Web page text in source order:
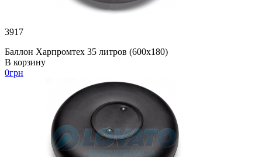
3917
Баллон Харпромтех 35 литров (600х180)
В корзину
0грн